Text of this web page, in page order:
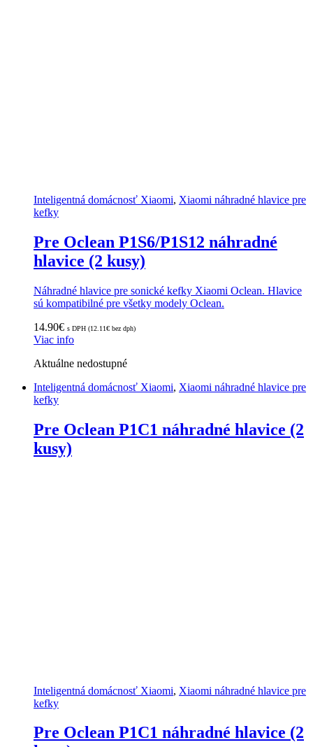
Inteligentná domácnosť Xiaomi, Xiaomi náhradné hlavice pre
kefky
Pre Oclean P1S6/P1S12 náhradné
hlavice (2 kusy)
Náhradné hlavice pre sonické kefky Xiaomi Oclean. Hlavice
sú kompatibilné pre všetky modely Oclean.
14.90€ s DPH (12.11€ bez dph)
Viac info
Aktuálne nedostupné
Inteligentná domácnosť Xiaomi, Xiaomi náhradné hlavice pre
kefky
Pre Oclean P1C1 náhradné hlavice (2
kusy)
Inteligentná domácnosť Xiaomi, Xiaomi náhradné hlavice pre
kefky
Pre Oclean P1C1 náhradné hlavice (2